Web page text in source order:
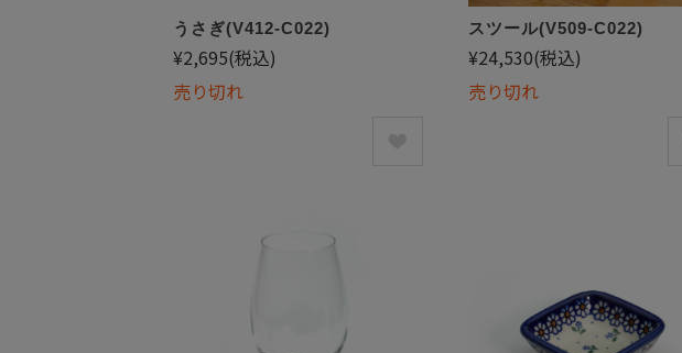
うさぎ(V412-C022)
¥2,695(税込)
売り切れ
スツール(V509-C022)
¥24,530(税込)
売り切れ